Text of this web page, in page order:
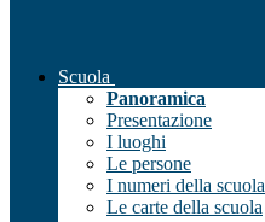
Scuola
Panoramica
Presentazione
I luoghi
Le persone
I numeri della scuola
Le carte della scuola